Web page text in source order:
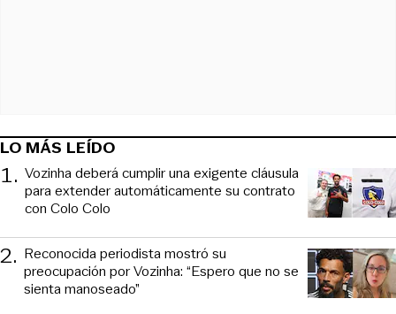
LO MÁS LEÍDO
1. Vozinha deberá cumplir una exigente cláusula
para extender automáticamente su contrato
con Colo Colo
2. Reconocida periodista mostró su
preocupación por Vozinha: “Espero que no se
sienta manoseado”